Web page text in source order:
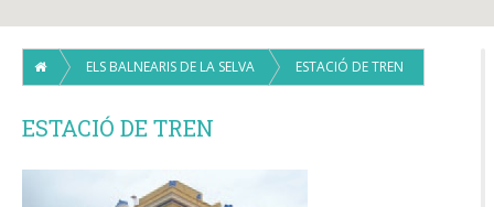
ELS BALNEARIS DE LA SELVA ESTACIÓ DE TREN
ESTACIÓ DE TREN